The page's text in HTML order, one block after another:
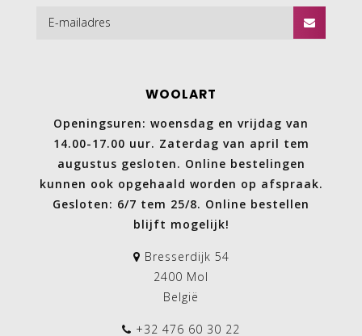
WOOLART
Openingsuren: woensdag en vrijdag van
14.00-17.00 uur. Zaterdag van april tem
augustus gesloten. Online bestelingen
kunnen ook opgehaald worden op afspraak.
Gesloten: 6/7 tem 25/8. Online bestellen
blijft mogelijk!
Bresserdijk 54
2400 Mol
België
+32 476 60 30 22